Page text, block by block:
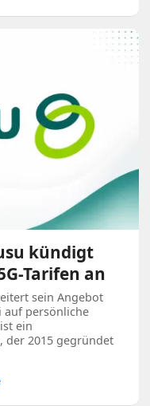
kündigt
Tarifen an
sein Angebot
auf persönliche
ein
der 2015 gegründet